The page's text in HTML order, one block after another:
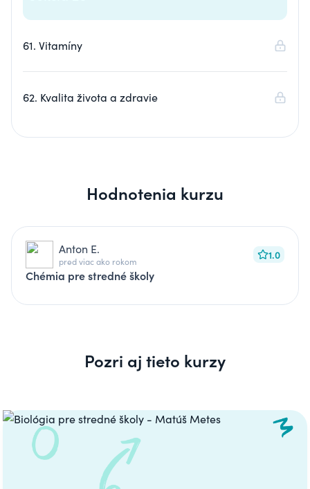
61. Vitamíny
62. Kvalita života a zdravie
Hodnotenia kurzu
Anton E.
pred viac ako rokom 1.0
Chémia pre stredné školy
Pozri aj tieto kurzy
Carousel